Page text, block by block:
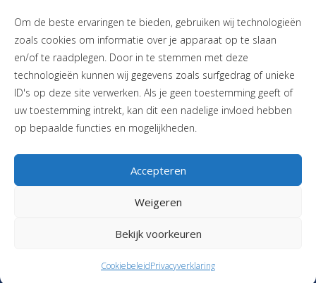
Om de beste ervaringen te bieden, gebruiken wij technologieën
zoals cookies om informatie over je apparaat op te slaan
en/of te raadplegen. Door in te stemmen met deze
technologieën kunnen wij gegevens zoals surfgedrag of unieke
ID's op deze site verwerken. Als je geen toestemming geeft of
uw toestemming intrekt, kan dit een nadelige invloed hebben
op bepaalde functies en mogelijkheden.
Accepteren
Weigeren
Bekijk voorkeuren
CookiebeleidPrivacyverklaring
De Marumer mei 2026
06-40405244|Stuur een mail| Vormgeving en realisatie